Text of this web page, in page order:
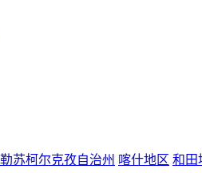
苏柯尔克孜自治州 喀什地区 和田